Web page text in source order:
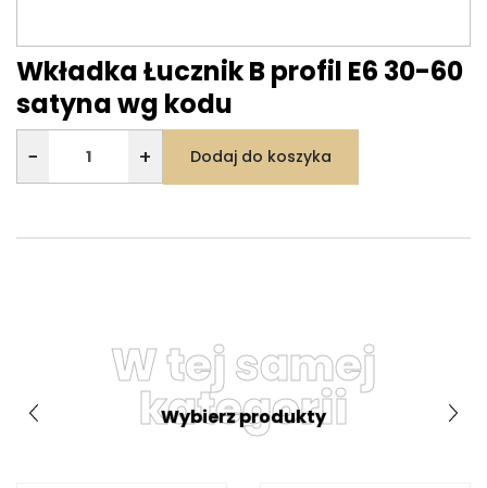
Wkładka Łucznik B profil E6 30-60
satyna wg kodu
− + Dodaj do koszyka
W tej samej
kategorii
Wybierz produkty